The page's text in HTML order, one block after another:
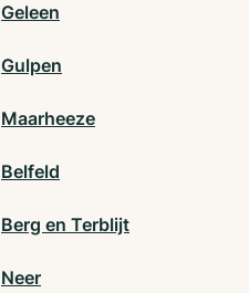
Geleen
Gulpen
Maarheeze
Belfeld
Berg en Terblijt
Neer